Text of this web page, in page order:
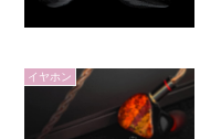
イヤホン